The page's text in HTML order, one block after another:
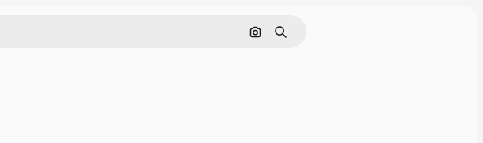
Pesquisar por imagem
Buscar